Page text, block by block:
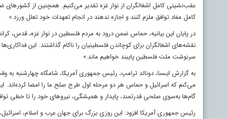
عقب‌نشینی کامل اشغالگران از نوار غزه تقدیر می‌کنیم. همچنین از
کامل مفاد توافق ملزم کنند و اجازه ندهند در انجام تعهدات خود تعلل ورزد.»
نقشه‌های اشغالگران برای کوچاندن فلسطینیان را ناکام گذاشتند. این
سرنوشت ملت فلسطین پایبند خواهیم ماند.»
به گزارش ایسنا، دونالد ترامپ، رئیس جمهوری آمریکا، شامگاه چهارشنبه
می‌کنم که اسرائیل و حماس هر دو مرحله اول طرح صلح ما را امضا کرده‌اند.
گام‌ها به‌سوی صلحی قدرتمند، پایدار و همیشگی، نیروهای خود را تا خطی
رئیس جمهوری آمریکا افزود: این روزی بزرگ برای جهان عرب و اسلام،